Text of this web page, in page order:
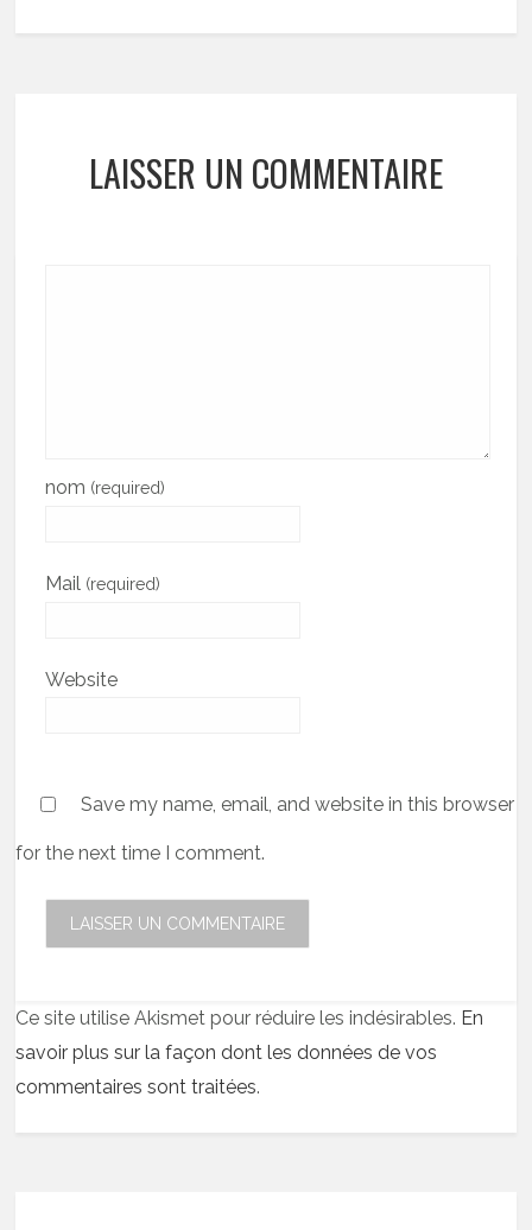
LAISSER UN COMMENTAIRE
nom (required)
Mail (required)
Website
Save my name, email, and website in this browser
for the next time I comment.
Ce site utilise Akismet pour réduire les indésirables. En
savoir plus sur la façon dont les données de vos
commentaires sont traitées.